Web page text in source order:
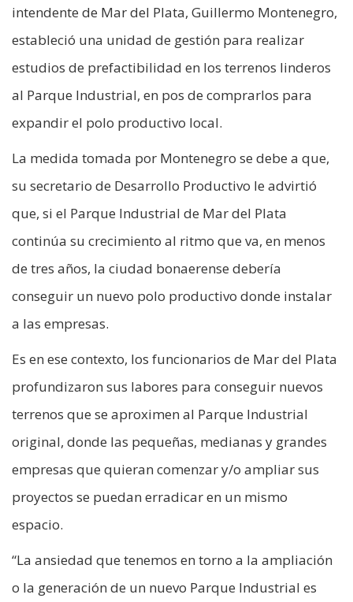
intendente de Mar del Plata, Guillermo Montenegro,
estableció una unidad de gestión para realizar
estudios de prefactibilidad en los terrenos linderos
al Parque Industrial, en pos de comprarlos para
expandir el polo productivo local.
La medida tomada por Montenegro se debe a que,
su secretario de Desarrollo Productivo le advirtió
que, si el Parque Industrial de Mar del Plata
continúa su crecimiento al ritmo que va, en menos
de tres años, la ciudad bonaerense debería
conseguir un nuevo polo productivo donde instalar
a las empresas.
Es en ese contexto, los funcionarios de Mar del Plata
profundizaron sus labores para conseguir nuevos
terrenos que se aproximen al Parque Industrial
original, donde las pequeñas, medianas y grandes
empresas que quieran comenzar y/o ampliar sus
proyectos se puedan erradicar en un mismo
espacio.
“La ansiedad que tenemos en torno a la ampliación
o la generación de un nuevo Parque Industrial es